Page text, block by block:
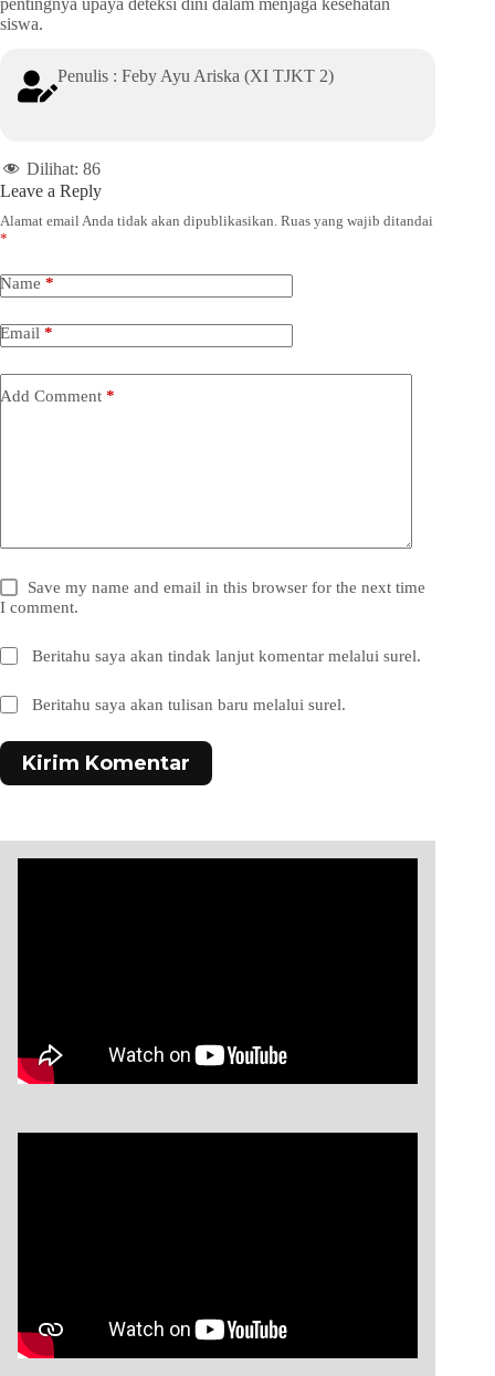
pentingnya upaya deteksi dini dalam menjaga kesehatan
siswa.
Penulis : Feby Ayu Ariska (XI TJKT 2)
Dilihat: 86
Leave a Reply
Alamat email Anda tidak akan dipublikasikan. Ruas yang wajib ditandai
*
Name *
Email *
Add Comment *
Save my name and email in this browser for the next time
I comment.
Beritahu saya akan tindak lanjut komentar melalui surel.
Beritahu saya akan tulisan baru melalui surel.
Kirim Komentar